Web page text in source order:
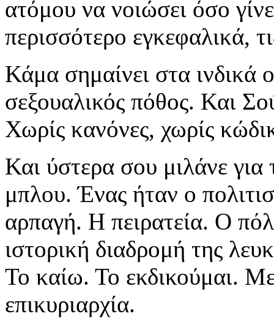
ατόμου να νοιώσει όσο
περισσότερο εγκεφαλικά,
Κάμα σημαίνει στα ινδικά
σεξουαλικός πόθος. Και
Χωρίς κανόνες, χωρίς
Και ύστερα σου μιλάνε
μπλου. Ένας ήταν ο
αρπαγή. Η πειρατεία. Ο
ιστορική διαδρομή της
Το καίω. Το εκδικούμαι.
επικυριαρχία.